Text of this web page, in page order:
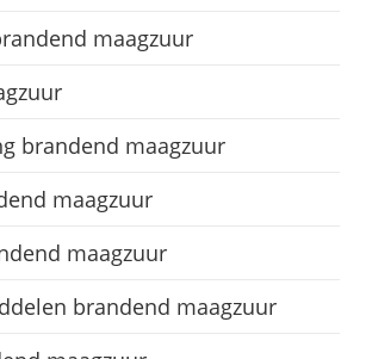
maagzuur
brandend maagzuur
maagzuur
maagzuur
brandend maagzuur